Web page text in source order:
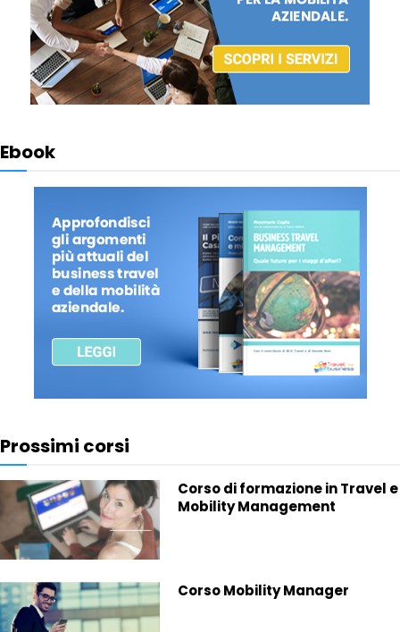
Ebook
Prossimi corsi
Corso di formazione in Travel e
Mobility Management
Corso Mobility Manager